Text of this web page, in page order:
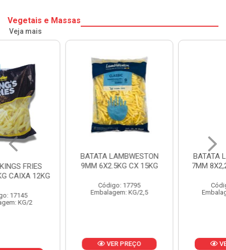
Vegetais e Massas
Veja mais
BATATA LAMBWESTON
9MM 6X2.5KG CX 15KG
BATATA LAMBWESTON
7MM 8X2,25KG CX 18KG
Embalagem: KG/2,25
VER PREÇO